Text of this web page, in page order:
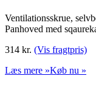
Ventilationsskrue,
Panhoved med
314 kr. (Vis fragtpris)
Læs mere »Køb nu »